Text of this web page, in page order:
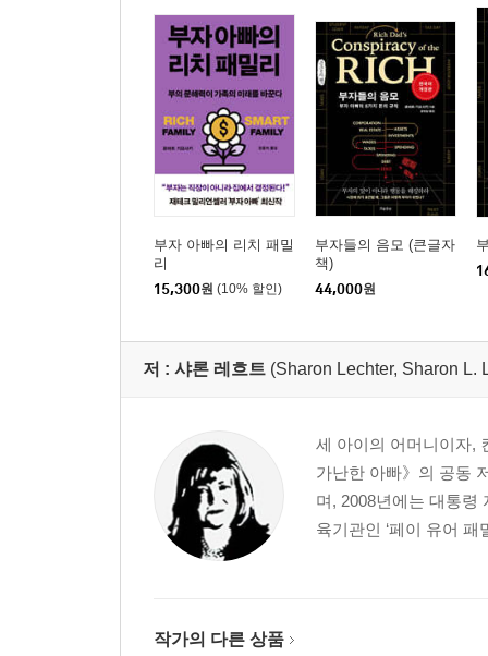
10. 네트워크 마케팅 사업이 꾸준히 성장하는 이유
부자 아빠의 리치 패밀
리
15,300원 (10% 할인)
부자들의 음모 (큰글자
책)
44,000원
저 : 샤론 레흐트 (Sharon Lechter, Sharon L.
세 아이의 어머니이자,
가난한 아빠》의 공동
며, 2008년에는 대통령
육기관인 ‘페이 유어
작가의 다른 상품